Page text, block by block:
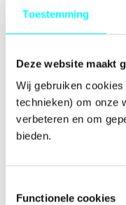
Toestemming
Deze website maakt
Wij gebruiken
technieken) om onze
verbeteren en om
bieden.
Functionele cookies